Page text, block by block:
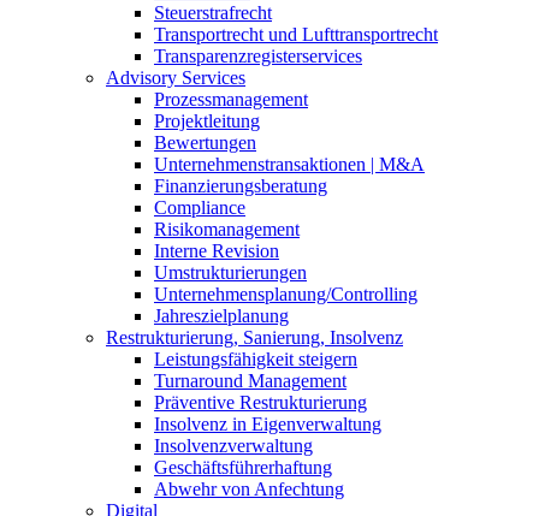
Steuerstrafrecht
Transportrecht und Lufttransportrecht
Transparenzregisterservices
Advisory Services
Prozessmanagement
Projektleitung
Bewertungen
Unternehmenstransaktionen | M&A
Finanzierungsberatung
Compliance
Risikomanagement
Interne Revision
Umstrukturierungen
Unternehmensplanung/Controlling
Jahreszielplanung
Restrukturierung, Sanierung, Insolvenz
Leistungsfähigkeit steigern
Turnaround Management
Präventive Restrukturierung
Insolvenz in Eigenverwaltung
Insolvenzverwaltung
Geschäftsführerhaftung
Abwehr von Anfechtung
Digital